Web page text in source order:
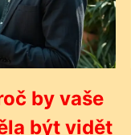
by vaše
být vidět